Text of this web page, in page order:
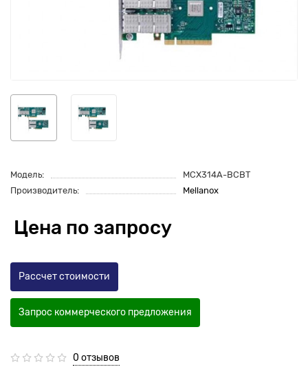
Модель:
MCX314A-BCBT
Производитель:
Mellanox
Цена по запросу
Рассчет стоимости
Запрос коммерческого предложения
0 отзывов